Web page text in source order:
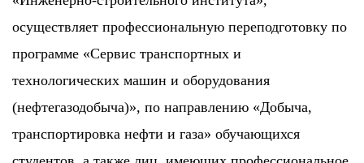
осуществляет профессиональную переподготовку по
программе «Сервис транспортных и
технологических машин и оборудования
(нефтегазодобыча)», по направлению «Добыча,
транспортировка нефти и газа» обучающихся